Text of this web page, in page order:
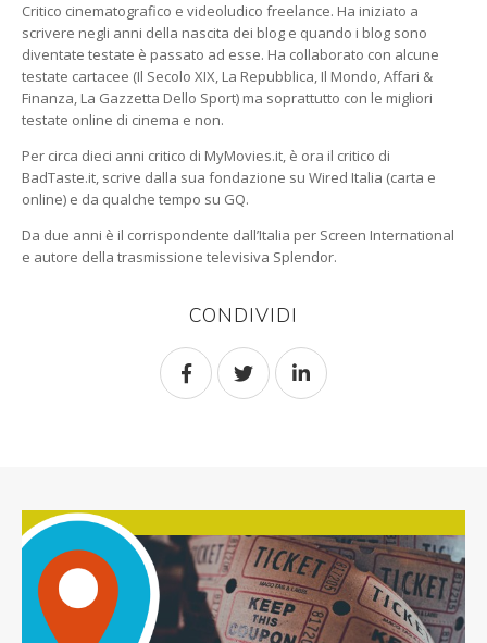
Critico cinematografico e videoludico freelance. Ha iniziato a
scrivere negli anni della nascita dei blog e quando i blog sono
diventate testate è passato ad esse. Ha collaborato con alcune
testate cartacee (Il Secolo XIX, La Repubblica, Il Mondo, Affari &
Finanza, La Gazzetta Dello Sport) ma soprattutto con le migliori
testate online di cinema e non.
Per circa dieci anni critico di MyMovies.it, è ora il critico di
BadTaste.it, scrive dalla sua fondazione su Wired Italia (carta e
online) e da qualche tempo su GQ.
Da due anni è il corrispondente dall’Italia per Screen International
e autore della trasmissione televisiva Splendor.
CONDIVIDI